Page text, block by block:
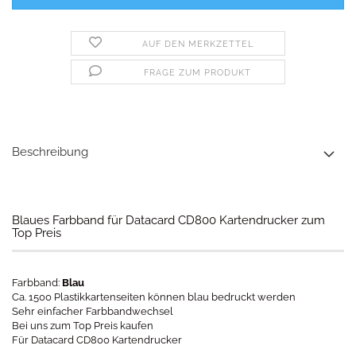
AUF DEN MERKZETTEL
FRAGE ZUM PRODUKT
Beschreibung
Blaues Farbband für Datacard CD800 Kartendrucker zum
Top Preis
Farbband: Blau
Ca. 1500 Plastikkartenseiten können blau bedruckt werden
Sehr einfacher Farbbandwechsel
Bei uns zum Top Preis kaufen
Für Datacard CD800 Kartendrucker